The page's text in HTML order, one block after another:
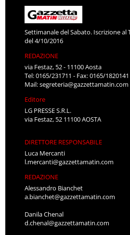
Settimanale del Sabato. Iscrizione al
del 4/10/2016
REDAZIONE
via Festaz, 52 - 11100 Aosta
Tel: 0165/231711 - Fax: 0165/1820141
Mail:segreteria@gazzettamatin.com
Editore
LG PRESSE S.R.L.
via Festaz, 52 11100 AOSTA
DIRETTORE RESPONSABILE
Luca Mercanti
l.mercanti@gazzettamatin.com
REDAZIONE
Alessandro Bianchet
a.bianchet@gazzettamatin.com
Danila Chenal
d.chenal@gazzettamatin.com